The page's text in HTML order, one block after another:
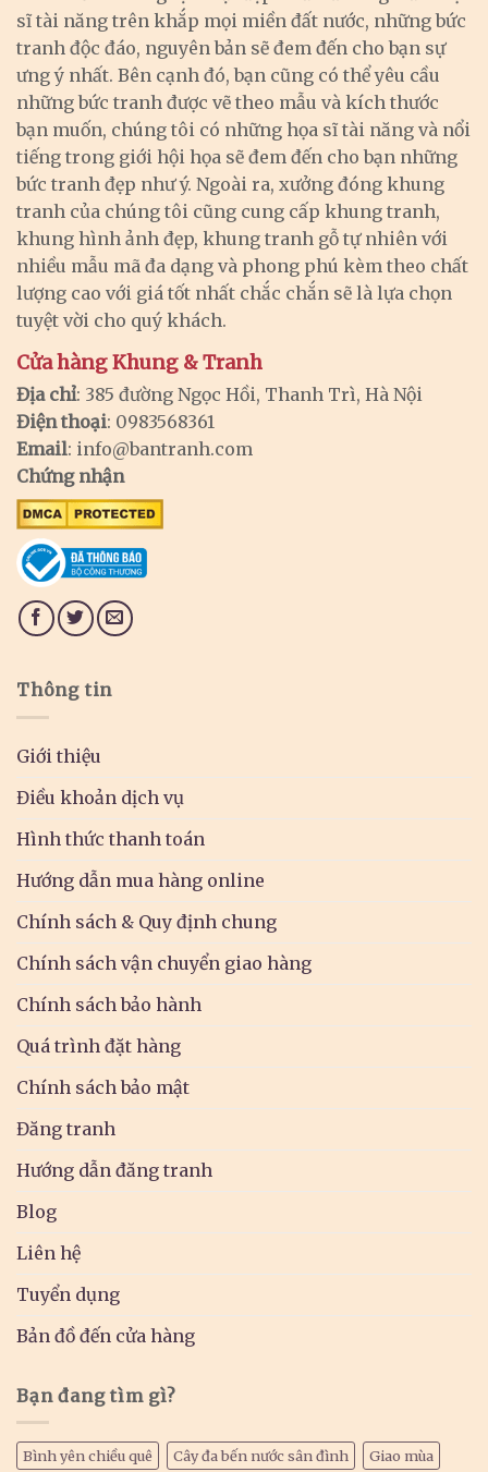
sĩ tài năng trên khắp mọi miền đất nước, những bức
tranh độc đáo, nguyên bản sẽ đem đến cho bạn sự
ưng ý nhất. Bên cạnh đó, bạn cũng có thể yêu cầu
những bức tranh được vẽ theo mẫu và kích thước
bạn muốn, chúng tôi có những họa sĩ tài năng và nổi
tiếng trong giới hội họa sẽ đem đến cho bạn những
bức tranh đẹp như ý. Ngoài ra, xưởng đóng khung
tranh của chúng tôi cũng cung cấp khung tranh,
khung hình ảnh đẹp, khung tranh gỗ tự nhiên với
nhiều mẫu mã đa dạng và phong phú kèm theo chất
lượng cao với giá tốt nhất chắc chắn sẽ là lựa chọn
tuyệt vời cho quý khách.
Cửa hàng Khung & Tranh
Địa chỉ: 385 đường Ngọc Hồi, Thanh Trì, Hà Nội
Điện thoại: 0983568361
Email: info@bantranh.com
Chứng nhận
Thông tin
Giới thiệu
Điều khoản dịch vụ
Hình thức thanh toán
Hướng dẫn mua hàng online
Chính sách & Quy định chung
Chính sách vận chuyển giao hàng
Chính sách bảo hành
Quá trình đặt hàng
Chính sách bảo mật
Đăng tranh
Hướng dẫn đăng tranh
Blog
Liên hệ
Tuyển dụng
Bản đồ đến cửa hàng
Bạn đang tìm gì?
Bình yên chiều quê Cây đa bến nước sân đình
Giao mùa